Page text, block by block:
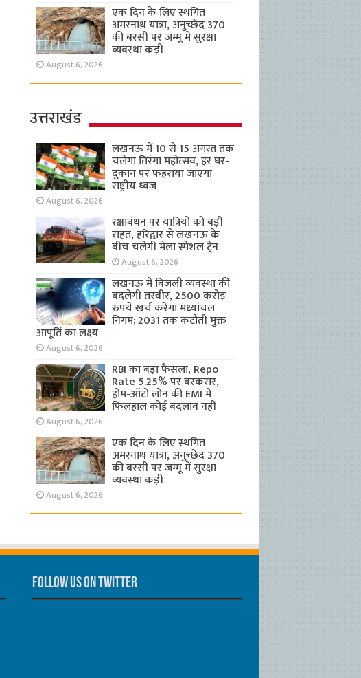
एक दिन के लिए स्थगित
अमरनाथ यात्रा, अनुच्छेद 370
की बरसी पर जम्मू में सुरक्षा
व्यवस्था कड़ी
August 6, 2026
उत्तराखंड
लखनऊ में 10 से 15 अगस्त तक
चलेगा तिरंगा महोत्सव, हर घर-
दुकान पर फहराया जाएगा
राष्ट्रीय ध्वज
August 6, 2026
रक्षाबंधन पर यात्रियों को बड़ी
राहत, हरिद्वार से लखनऊ के
बीच चलेगी मेला स्पेशल ट्रेन
August 6, 2026
लखनऊ में बिजली व्यवस्था की
बदलेगी तस्वीर, 2500 करोड़
रुपये खर्च करेगा मध्यांचल
निगम; 2031 तक कटौती मुक्त
आपूर्ति का लक्ष्य
August 6, 2026
RBI का बड़ा फैसला, Repo
Rate 5.25% पर बरकरार,
होम-ऑटो लोन की EMI में
फिलहाल कोई बदलाव नहीं
August 6, 2026
एक दिन के लिए स्थगित
अमरनाथ यात्रा, अनुच्छेद 370
की बरसी पर जम्मू में सुरक्षा
व्यवस्था कड़ी
August 6, 2026
Follow us on Twitter